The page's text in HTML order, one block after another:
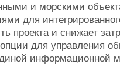
и морскими
для
проекта и снижает
опции для управления
информационной